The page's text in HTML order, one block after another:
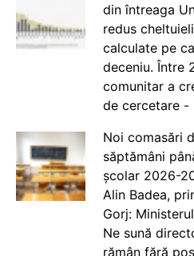
din întreaga
redus
calculate pe
deceniu. Între
comunitar a
de cercetare -
Noi comasări
săptămâni
școlar 2026-
Alin Badea,
Gorj:
Ne sună
rămân fără